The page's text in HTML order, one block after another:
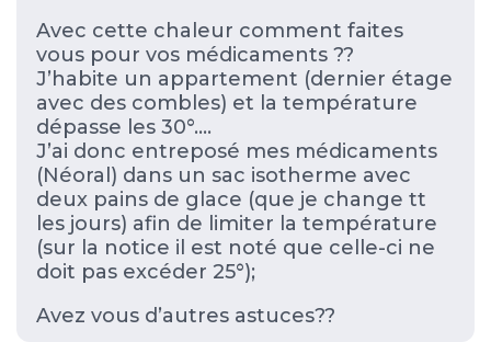
Avec cette chaleur comment faites
vous pour vos médicaments ??
J’habite un appartement (dernier étage
avec des combles) et la température
dépasse les 30°….
J’ai donc entreposé mes médicaments
(Néoral) dans un sac isotherme avec
deux pains de glace (que je change tt
les jours) afin de limiter la température
(sur la notice il est noté que celle-ci ne
doit pas excéder 25°);
Avez vous d’autres astuces??